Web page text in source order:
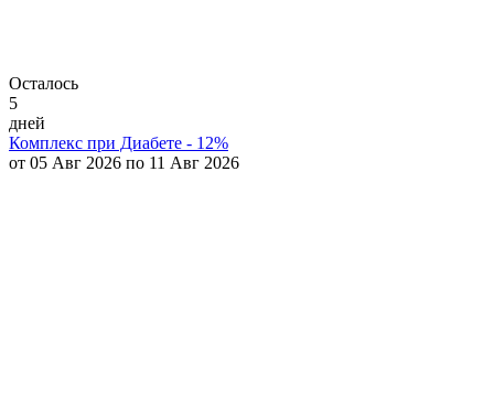
Осталось
5
дней
Комплекс при Диабете - 12%
от 05 Авг 2026 по 11 Авг 2026